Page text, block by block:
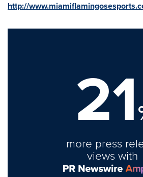
http://
21
more press
views with